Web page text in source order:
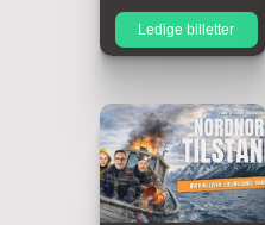
Ledige billetter